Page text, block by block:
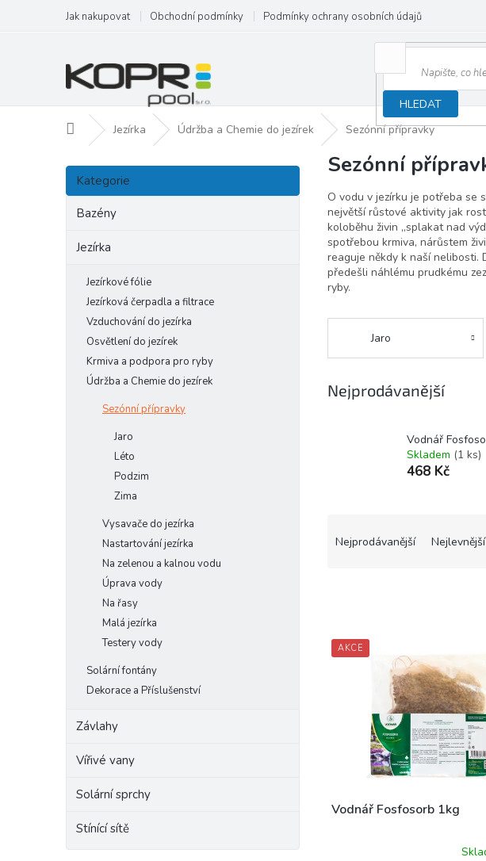
obsah
Jak nakupovat Obchodní podmínky Podmínky ochrany osobních údajů
HLEDAT
Domů Jezírka Údržba a Chemie do jezírek Sezónní přípravky
P
s
Přeskočit
kategorie
Kategorie
Bazény
Jezírka
Jezírkové fólie
Jezírková čerpadla a filtrace
Vzduchování do jezírka
Osvětlení do jezírek
Krmiva a podpora pro ryby
Údržba a Chemie do jezírek
Sezónní přípravky
Jaro
Léto
Podzim
Zima
Vysavače do jezírka
Nastartování jezírka
Na zelenou a kalnou vodu
Úprava vody
Na řasy
Malá jezírka
Testery vody
Solární fontány
Dekorace a Příslušenství
Závlahy
Vířivé vany
Solární sprchy
Stínící sítě
Sezónní
O vodu v jezírku je potřeba se
největší růstové aktivity jak
koloběhu živin „splakat nad
spotřebou krmiva, nárůstem
reaguje někdy k naší nelibosti.
předešli náhlému prudkému
ryby.
Jaro
Nejprodávanější
Vodnář
Skladem (1 ks)
468 Kč
r
o
Nejprodávanější Nejlevnější
V
ý
k
AKCE
Vodnář Fosfosorb 1kg